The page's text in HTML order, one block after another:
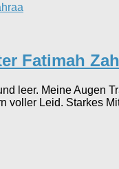
Fatimah
leer. Meine Augen
voller Leid. Starkes